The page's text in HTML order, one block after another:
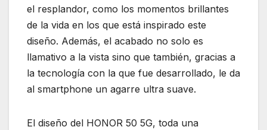
el resplandor, como los momentos brillantes
de la vida en los que está inspirado este
diseño. Además, el acabado no solo es
llamativo a la vista sino que también, gracias a
la tecnología con la que fue desarrollado, le da
al smartphone un agarre ultra suave.
El diseño del HONOR 50 5G, toda una